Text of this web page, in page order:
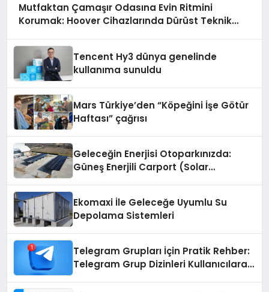
Mutfaktan Çamaşır Odasına Evin Ritmini
Korumak: Hoover Cihazlarında Dürüst Teknik
Tencent Hy3 dünya genelinde
kullanıma sunuldu
Mars Türkiye’den “Köpeğini İşe Götür
Haftası” çağrısı
Geleceğin Enerjisi Otoparkınızda:
Güneş Enerjili Carport (Solar
Ekomaxi İle Geleceğe Uyumlu Su
Depolama Sistemleri
Telegram Grupları İçin Pratik Rehber:
Telegram Grup Dizinleri Kullanıcılara